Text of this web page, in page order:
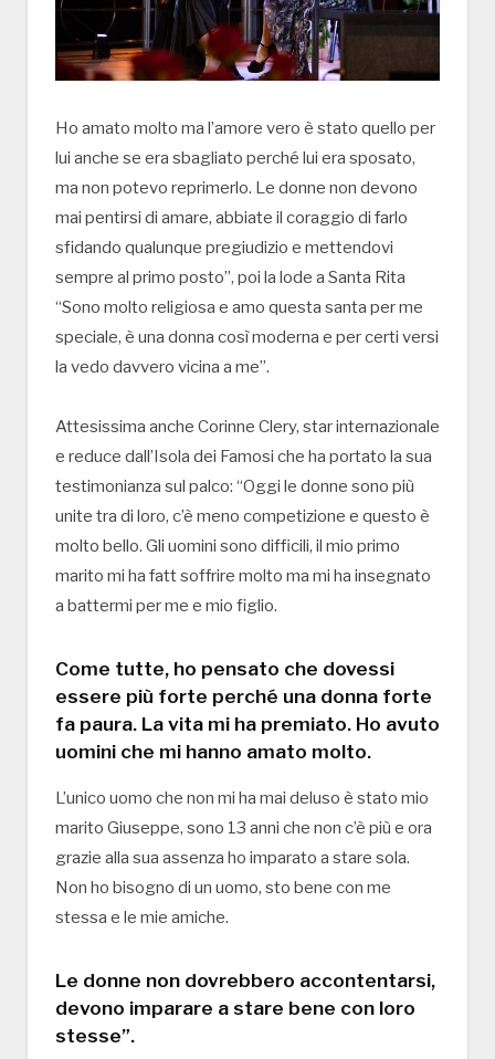
Ho amato molto ma l’amore vero è stato quello per
lui anche se era sbagliato perché lui era sposato,
ma non potevo reprimerlo. Le donne non devono
mai pentirsi di amare, abbiate il coraggio di farlo
sfidando qualunque pregiudizio e mettendovi
sempre al primo posto”, poi la lode a Santa Rita
“Sono molto religiosa e amo questa santa per me
speciale, è una donna così moderna e per certi versi
la vedo davvero vicina a me”.
Attesissima anche Corinne Clery, star internazionale
e reduce dall’Isola dei Famosi che ha portato la sua
testimonianza sul palco: “Oggi le donne sono più
unite tra di loro, c’è meno competizione e questo è
molto bello. Gli uomini sono difficili, il mio primo
marito mi ha fatt soffrire molto ma mi ha insegnato
a battermi per me e mio figlio.
Come tutte, ho pensato che dovessi
essere più forte perché una donna forte
fa paura. La vita mi ha premiato. Ho avuto
uomini che mi hanno amato molto.
L’unico uomo che non mi ha mai deluso è stato mio
marito Giuseppe, sono 13 anni che non c’è più e ora
grazie alla sua assenza ho imparato a stare sola.
Non ho bisogno di un uomo, sto bene con me
stessa e le mie amiche.
Le donne non dovrebbero accontentarsi,
devono imparare a stare bene con loro
stesse”.